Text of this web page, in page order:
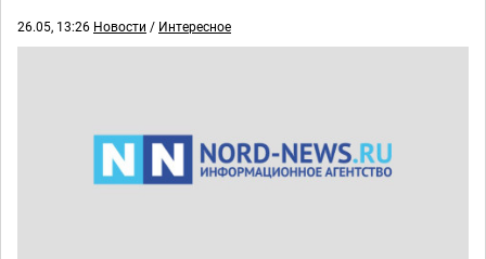
26.05, 13:26 Новости / Интересное